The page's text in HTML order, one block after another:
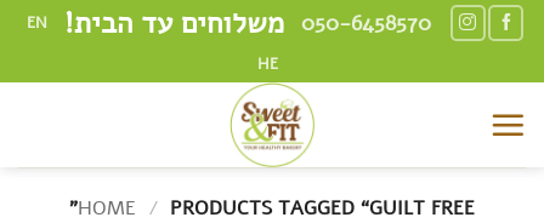
Skip
050-6458570 משלוחים עד הבית!
EN
HE
HOME / PRODUCTS TAGGED “GUILT FREE”